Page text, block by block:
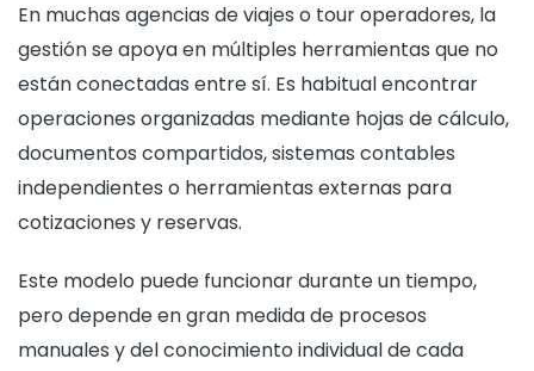
En muchas agencias de viajes o tour operadores, la
gestión se apoya en múltiples herramientas que no
están conectadas entre sí. Es habitual encontrar
operaciones organizadas mediante hojas de cálculo,
documentos compartidos, sistemas contables
independientes o herramientas externas para
cotizaciones y reservas.
Este modelo puede funcionar durante un tiempo,
pero depende en gran medida de procesos
manuales y del conocimiento individual de cada